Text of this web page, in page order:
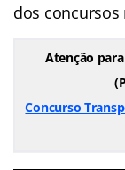
dos
Atenção
Concurso